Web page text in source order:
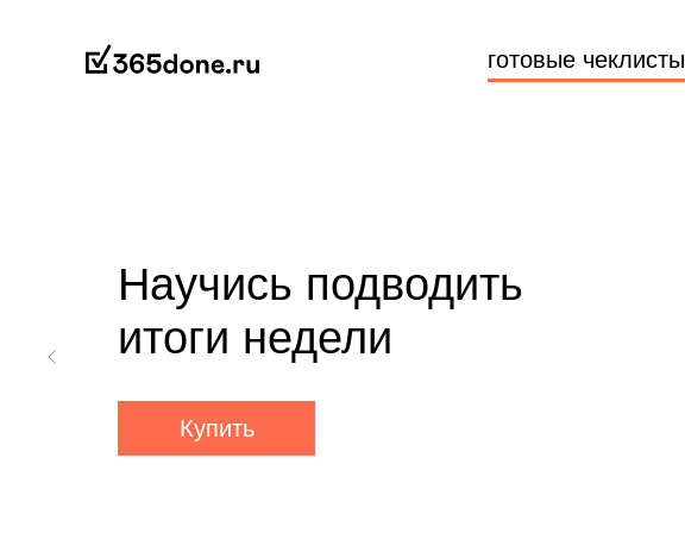
готовые чеклисты
Научись подводить
итоги недели
Купить